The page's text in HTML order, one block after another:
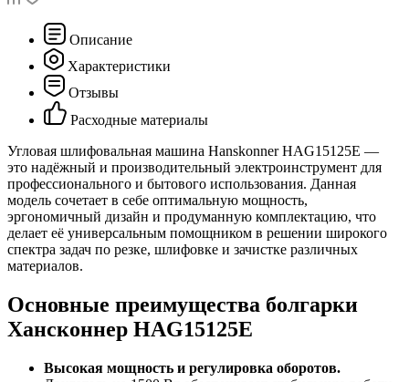
Описание
Характеристики
Отзывы
Расходные материалы
Угловая шлифовальная машина Hanskonner HAG15125E —
это надёжный и производительный электроинструмент для
профессионального и бытового использования. Данная
модель сочетает в себе оптимальную мощность,
эргономичный дизайн и продуманную комплектацию, что
делает её универсальным помощником в решении широкого
спектра задач по резке, шлифовке и зачистке различных
материалов.
Основные преимущества болгарки
Хансконнер HAG15125E
Высокая мощность и регулировка оборотов.